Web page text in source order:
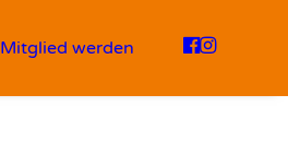
Mitglied werden